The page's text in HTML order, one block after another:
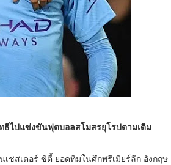
ธิไปแข่งขันฟุตบอลสโมสรยุโรปตามเดิม
ชสเตอร์ ซิตี้ ยอดทีมในศึกพรีเมียร์ลีก อังกฤษ